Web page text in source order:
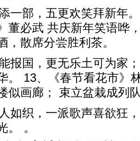
一部，五更欢笑拜新年
董必武 共庆新年笑语哗
，散席分尝胜利茶。
报国，更无乐土可为家
。 13、《春节看花市》
似画廊； 束立盆栽成列
如织，一派歌声喜欲狂
。 。